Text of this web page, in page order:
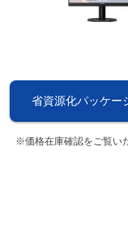
省資源化パッケー
※価格在庫確認をご覧い